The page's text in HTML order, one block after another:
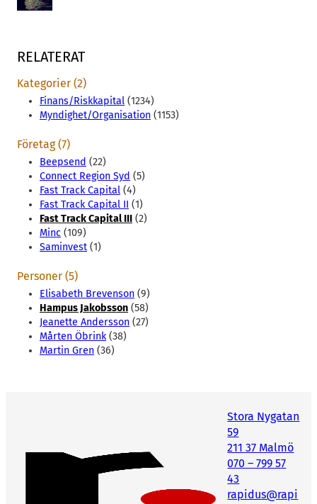
RELATERAT
Kategorier (2)
Finans/Riskkapital (1234)
Myndighet/Organisation (1153)
Företag (7)
Beepsend (22)
Connect Region Syd (5)
Fast Track Capital (4)
Fast Track Capital II (1)
Fast Track Capital III (2)
Minc (109)
Saminvest (1)
Personer (5)
Elisabeth Brevenson (9)
Hampus Jakobsson (58)
Jeanette Andersson (27)
Mårten Öbrink(38)
Martin Gren (36)
Stora Nygatan
59
211 37 Malmö
070 – 799 57
43
rapidus@rapi